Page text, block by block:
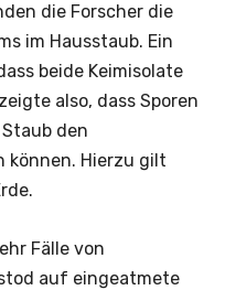
die Forscher die
im Hausstaub. Ein
beide Keimisolate
also, dass Sporen
den
können. Hierzu gilt
Fälle von
auf eingeatmete